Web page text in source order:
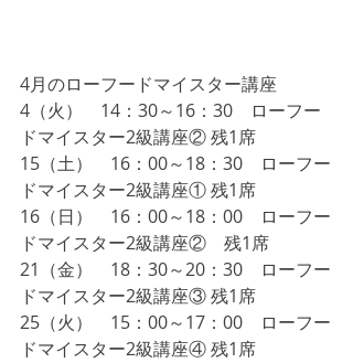
4月のローフードマイスター講座
4（火）　14：30～16：30　ローフー
ドマイスター2級講座② 残1席
15（土）　16：00～18：30　ローフー
ドマイスター2級講座① 残1席
16（日）　16：00～18：00　ローフー
ドマイスター2級講座②　残1席
21（金）　18：30～20：30　ローフー
ドマイスター2級講座③ 残1席
25（火）　15：00～17：00　ローフー
ドマイスター2級講座④ 残1席